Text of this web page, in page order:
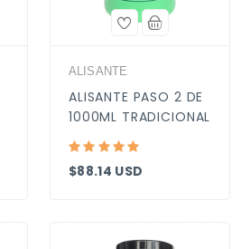
ALISANTE
ALISANTE PASO 2 DE
1000ML TRADICIONAL
$88.14 USD